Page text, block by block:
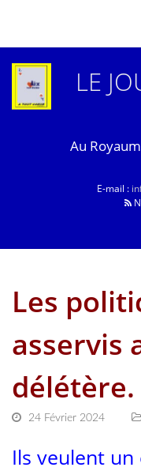
LE
Au
E-mail :
Les
asservis
délétère.
24 Février 2024
Ils veulent